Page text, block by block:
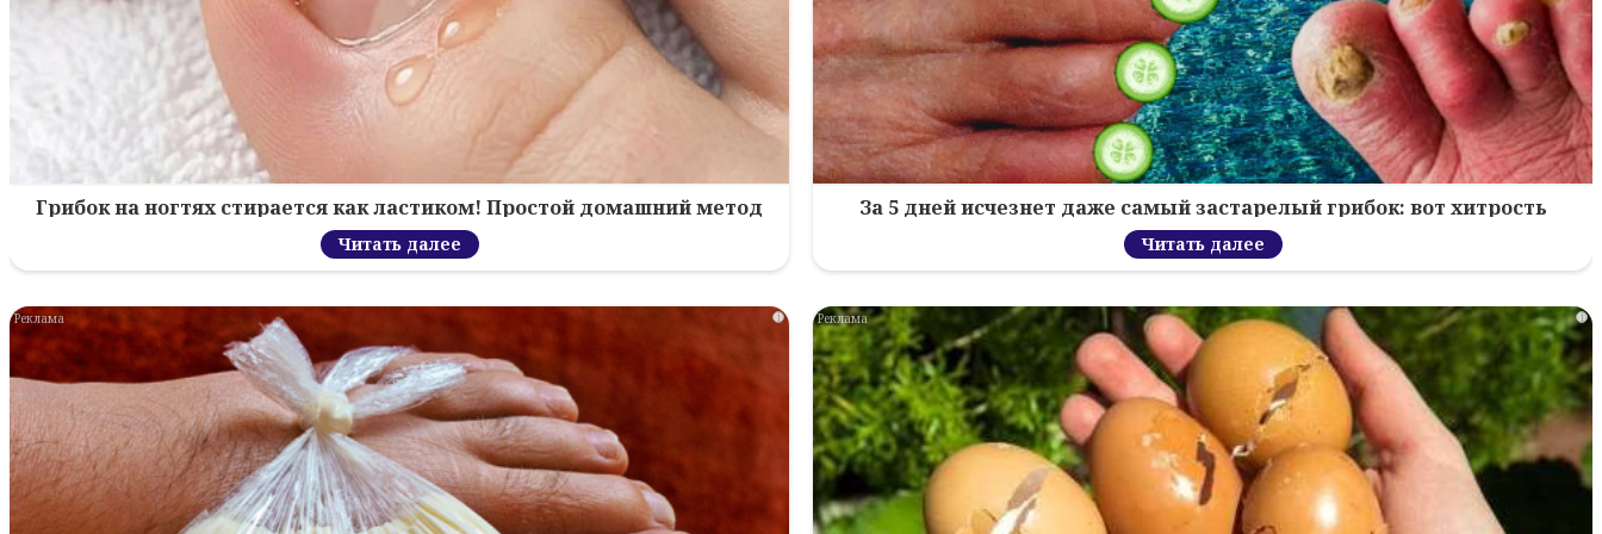
Грибок на ногтях стирается как ластиком! Простой домашний метод
Читать далее
За 5 дней исчезнет даже самый застарелый грибок: вот хитрость
Читать далее
i i